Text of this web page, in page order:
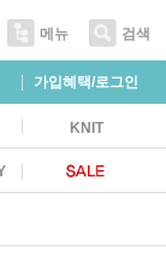
메뉴 검색
가입혜택/로그인
KNIT